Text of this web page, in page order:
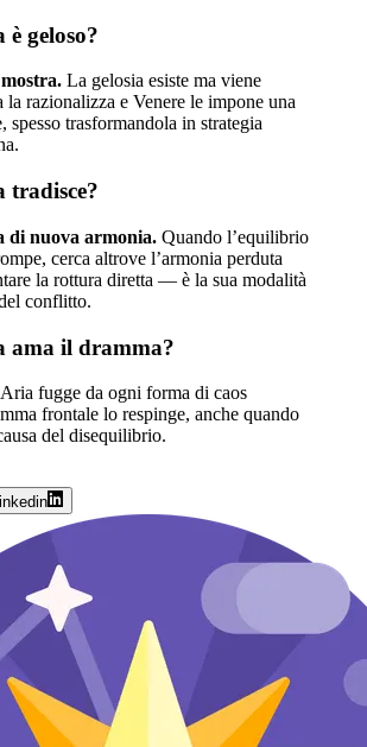
geloso?
La gelosia esiste ma viene
la razionalizza e Venere le impone una
spesso trasformandola in strategia
tradisce?
di nuova armonia. Quando l’equilibrio
cerca altrove l’armonia perduta
la rottura diretta — è la sua modalità
conflitto.
ama il dramma?
fugge da ogni forma di caos
frontale lo respinge, anche quando
del disequilibrio.